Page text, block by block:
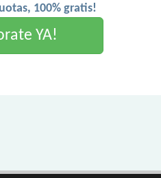
100% gratis!
YA!